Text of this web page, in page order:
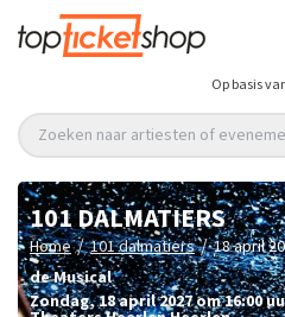
Op basis
Zoeken naar artiesten of
101 DALMATIERS
Home / 101 dalmatiers / 18 april
de Musical
zondag,18 april 2027 om 16:00